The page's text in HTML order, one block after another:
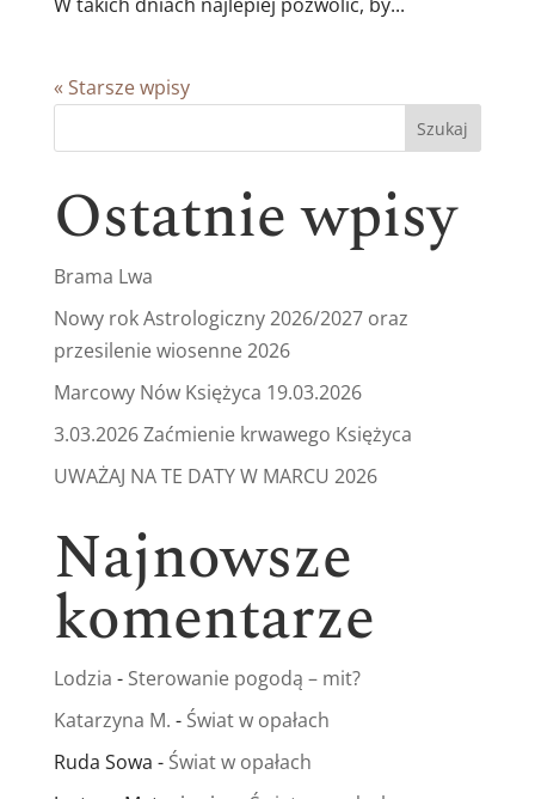
« Starsze wpisy
Szukaj
Ostatnie wpisy
Brama Lwa
Nowy rok Astrologiczny 2026/2027 oraz
przesilenie wiosenne 2026
Marcowy Nów Księżyca 19.03.2026
3.03.2026 Zaćmienie krwawego Księżyca
UWAŻAJ NA TE DATY W MARCU 2026
Najnowsze
komentarze
Lodzia - Sterowanie pogodą – mit?
Katarzyna M. - Świat w opałach
Ruda Sowa - Świat w opałach